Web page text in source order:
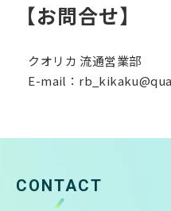
【お問合せ】
クオリカ 流通営業部
E-mail：
CONTACT